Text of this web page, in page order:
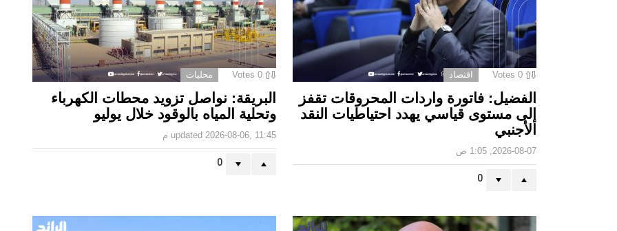
0
Votes اقتصاد
الفضيل: فاتورة واردات المحروقات تقفز
إلى مستوى قياسي يهدد احتياطيات النقد
الأجنبي
2026-08-07, 1:05 ص
0
0
Votes محليات
البريقة: نواصل تزويد محطات الكهرباء
وتحلية المياه بالوقود خلال يوليو
updated 2026-08-06, 11:45 م
0